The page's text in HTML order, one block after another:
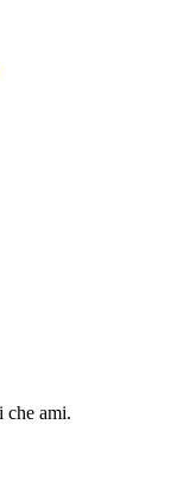
che ami.